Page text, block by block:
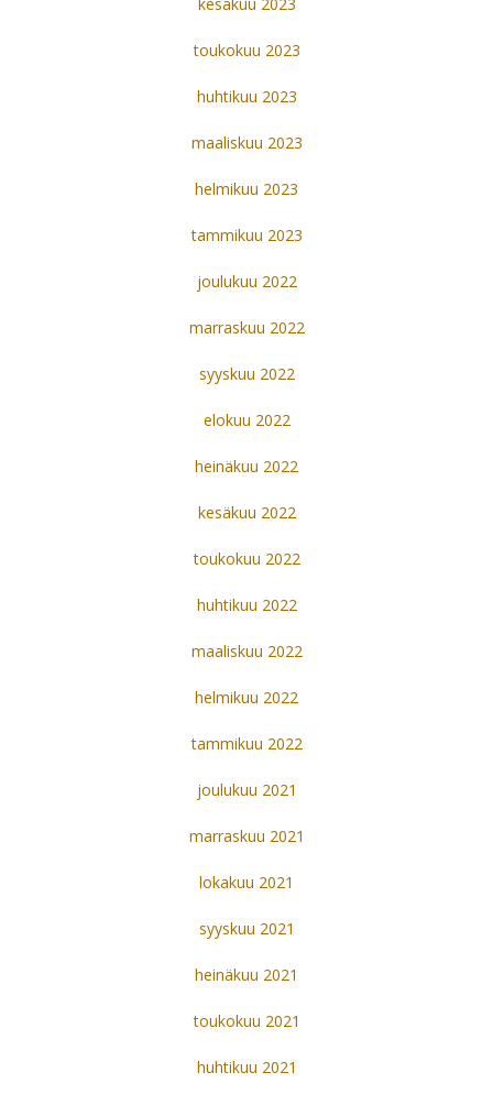
toukokuu 2023
huhtikuu 2023
maaliskuu 2023
helmikuu 2023
tammikuu 2023
joulukuu 2022
marraskuu 2022
syyskuu 2022
elokuu 2022
heinäkuu 2022
kesäkuu 2022
toukokuu 2022
huhtikuu 2022
maaliskuu 2022
helmikuu 2022
tammikuu 2022
joulukuu 2021
marraskuu 2021
lokakuu 2021
syyskuu 2021
heinäkuu 2021
toukokuu 2021
huhtikuu 2021